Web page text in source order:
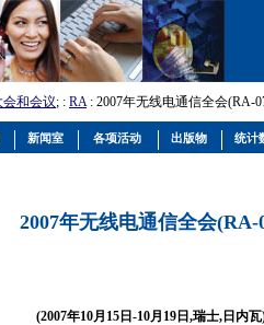
会和会议; : RA: 2007年无线电通信全会(RA-
2007年无线电通信全会(RA-
(2007年10月15日-10月19日,瑞士,日内
新闻室 各项活动 出版物 统计